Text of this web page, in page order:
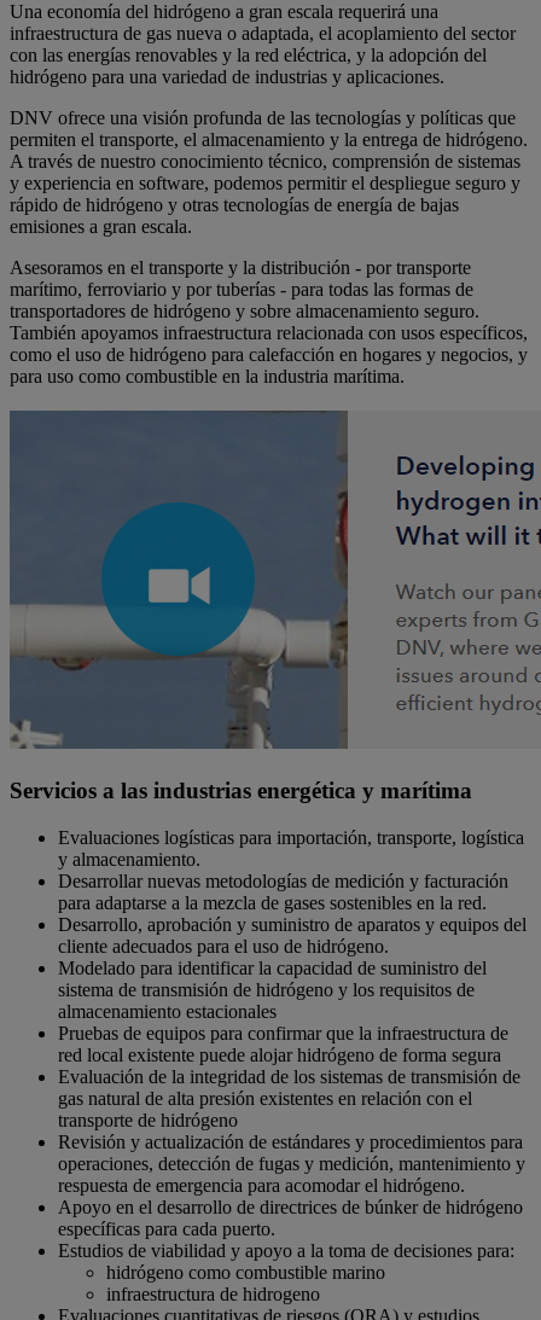
Una economía del hidrógeno a gran escala requerirá una
infraestructura de gas nueva o adaptada, el acoplamiento del sector
con las energías renovables y la red eléctrica, y la adopción del
hidrógeno para una variedad de industrias y aplicaciones.
DNV ofrece una visión profunda de las tecnologías y políticas que
permiten el transporte, el almacenamiento y la entrega de hidrógeno.
A través de nuestro conocimiento técnico, comprensión de sistemas
y experiencia en software, podemos permitir el despliegue seguro y
rápido de hidrógeno y otras tecnologías de energía de bajas
emisiones a gran escala.
Asesoramos en el transporte y la distribución - por transporte
marítimo, ferroviario y por tuberías - para todas las formas de
transportadores de hidrógeno y sobre almacenamiento seguro.
También apoyamos infraestructura relacionada con usos específicos,
como el uso de hidrógeno para calefacción en hogares y negocios, y
para uso como combustible en la industria marítima.
Servicios a las industrias energética y marítima
Evaluaciones logísticas para importación, transporte, logística
y almacenamiento.
Desarrollar nuevas metodologías de medición y facturación
para adaptarse a la mezcla de gases sostenibles en la red.
Desarrollo, aprobación y suministro de aparatos y equipos del
cliente adecuados para el uso de hidrógeno.
Modelado para identificar la capacidad de suministro del
sistema de transmisión de hidrógeno y los requisitos de
almacenamiento estacionales
Pruebas de equipos para confirmar que la infraestructura de
red local existente puede alojar hidrógeno de forma segura
Evaluación de la integridad de los sistemas de transmisión de
gas natural de alta presión existentes en relación con el
transporte de hidrógeno
Revisión y actualización de estándares y procedimientos para
operaciones, detección de fugas y medición, mantenimiento y
respuesta de emergencia para acomodar el hidrógeno.
Apoyo en el desarrollo de directrices de búnker de hidrógeno
específicas para cada puerto.
Estudios de viabilidad y apoyo a la toma de decisiones para:
hidrógeno como combustible marino
infraestructura de hidrogeno
Evaluaciones cuantitativas de riesgos (QRA) y estudios